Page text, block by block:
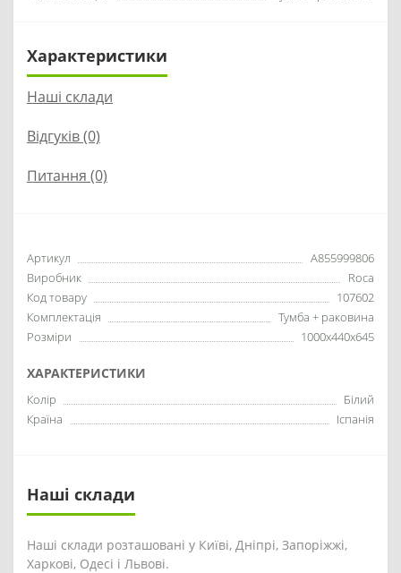
Характеристики
Наші склади
Відгуків (0)
Питання (0)
Артикул
A855999806
Виробник
Roca
Код товару
107602
Комплектація
Тумба + раковина
Розміри
1000x440x645
ХАРАКТЕРИСТИКИ
Колір
Білий
Країна
Іспанія
Наші склади
Наші склади розташовані у Київі, Дніпрі, Запоріжжі,
Харкові, Одесі і Львові.